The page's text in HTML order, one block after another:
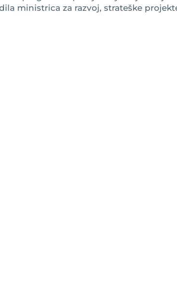
ministrica za razvoj, strateške